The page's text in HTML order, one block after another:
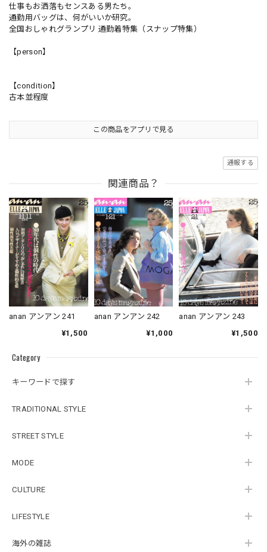
Category
キーワードで探す
TRADITIONAL STYLE
STREET STYLE
MODE
CULTURE
LIFESTYLE
海外の雑誌
仕事もお洒落もセンスある男たち。
通勤用バッグは、何がいいか研究。
全国おしゃれグランプリ 通勤着特集（スナップ特集）
【person】
【condition】
古本並程度
この商品をアプリで見る
通報する
関連商品？
anan アンアン 241
¥1,500
anan アンアン 242
¥1,000
anan アンアン 243
¥1,500